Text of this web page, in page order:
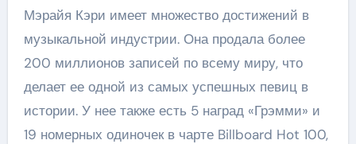
Мэрайя Кэри имеет множество достижений в
музыкальной индустрии. Она продала более
200 миллионов записей по всему миру, что
делает ее одной из самых успешных певиц в
истории. У нее также есть 5 наград «Грэмми» и
19 номерных одиночек в чарте Billboard Hot 100,